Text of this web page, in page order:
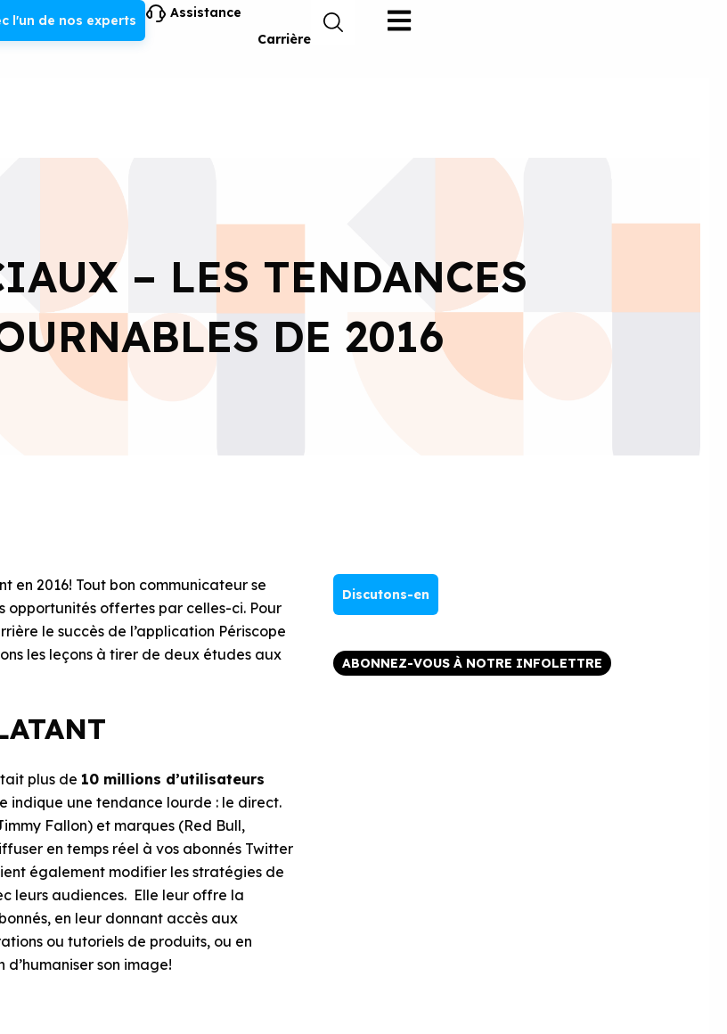
l'un de nos experts
Assistance
Carrière
– LES TENDANCES
DE 2016
en 2016! Tout bon communicateur se
opportunités offertes par celles-ci. Pour
le succès de l’application Périscope
les leçons à tirer de deux études aux
plus de 10 millions d’utilisateurs
indique une tendance lourde : le direct.
Fallon) et marques (Red Bull,
en temps réel à vos abonnés Twitter
également modifier les stratégies de
leurs audiences. Elle leur offre la
en leur donnant accès aux
ou tutoriels de produits, ou en
d’humaniser son image!
Discutons-en
ABONNEZ-VOUS À NOTRE INFOLETTRE